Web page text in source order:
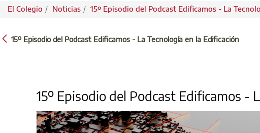
El Colegio Noticias 15º Episodio del Podcast Edificamos - La
15º EPISODIO DEL PODCAST EDIFICAMOS - LA
15º Episodio del Podcast Edificamos - La Tecnología en la Edificación
15º Episodio del Podcast Edificamos -